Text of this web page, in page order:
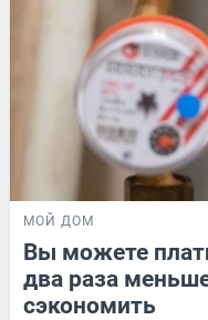
МОЙ ДОМ
Вы можете
два раза
сэкономить